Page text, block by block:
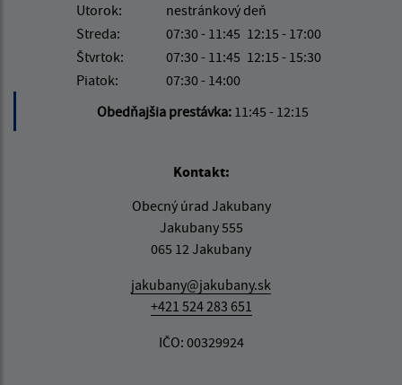
Utorok:
nestránkový deň
Streda:
07:30 - 11:45 12:15 - 17:00
Štvrtok:
07:30 - 11:45 12:15 - 15:30
Piatok:
07:30 - 14:00
Obedňajšia prestávka: 11:45 - 12:15
Kontakt:
Obecný úrad Jakubany
Jakubany 555
065 12 Jakubany
jakubany@jakubany.sk
+421 524 283 651
IČO: 00329924